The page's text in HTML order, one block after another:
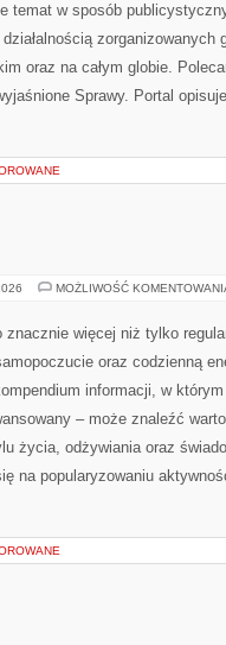
temat w sposób
zorganizowanych
oraz na całym globie.
Sprawy. Portal
MOŻLIWOŚĆ
więcej niż tylko
oraz codzienną
informacji, w
– może znaleźć
życia, odżywiania oraz
na popularyzowaniu